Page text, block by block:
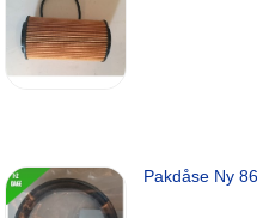
Pakdåse Ny